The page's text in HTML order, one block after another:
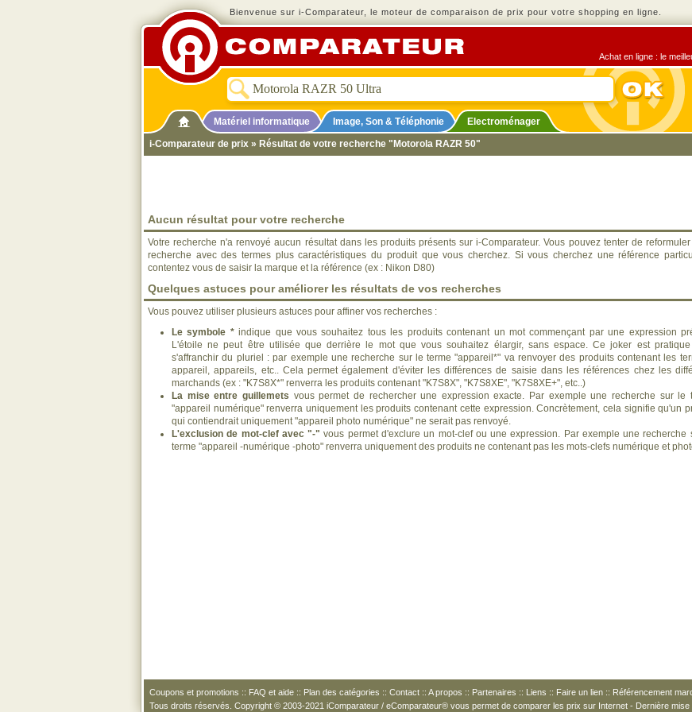
Bienvenue sur i-Comparateur, le moteur de comparaison de prix pour votre shopping en ligne.
Achat en ligne : le
Matériel informatique Image, Son & Téléphonie
Electroménager
i-Comparateur de prix » Résultat de votre recherche "Motorola RAZR 50"
Aucun résultat pour votre recherche
Votre recherche n'a renvoyé aucun résultat dans les produits présents sur i-Comparateur. Vous pouvez tenter de reformuler
recherche avec des termes plus caractéristiques du produit que vous cherchez. Si vous cherchez une référence
contentez vous de saisir la marque et la référence (ex : Nikon D80)
Quelques astuces pour améliorer les résultats de vos recherches
Vous pouvez utiliser plusieurs astuces pour affiner vos recherches :
Le symbole *indique que vous souhaitez tous les produits contenant un mot commençant par une expression
L'étoile ne peut être utilisée que derrière le mot que vous souhaitez élargir, sans espace. Ce joker est
s'affranchir du pluriel : par exemple une recherche sur le terme "appareil*" va renvoyer des produits contenant les
appareil, appareils, etc.. Cela permet également d'éviter les différences de saisie dans les références chez les
marchands (ex : "K7S8X*" renverra les produits contenant "K7S8X", "K7S8XE", "K7S8XE+", etc..)
La mise entre guillemets vous permet de rechercher une expression exacte. Par exemple une recherche sur le
"appareil numérique" renverra uniquement les produits contenant cette expression. Concrètement, cela signifie qu'un
qui contiendrait uniquement "appareil photo numérique" ne serait pas renvoyé.
L'exclusion de mot-clef avec "-" vous permet d'exclure un mot-clef ou une expression. Par exemple une recherche
terme "appareil -numérique -photo" renverra uniquement des produits ne contenant pas les mots-clefs numérique et
Coupons et promotions :: FAQ et aide :: Plan des catégories :: Contact :: A propos :: Partenaires :: Liens :: Faire un lien :: Référencement
Tous droits réservés. Copyright © 2003-2021 iComparateur / eComparateur® vous permet de comparer les prix sur Internet - Dernière mise